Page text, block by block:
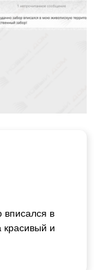
в
и